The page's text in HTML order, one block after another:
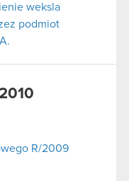
weksla
podmiot
R/2009